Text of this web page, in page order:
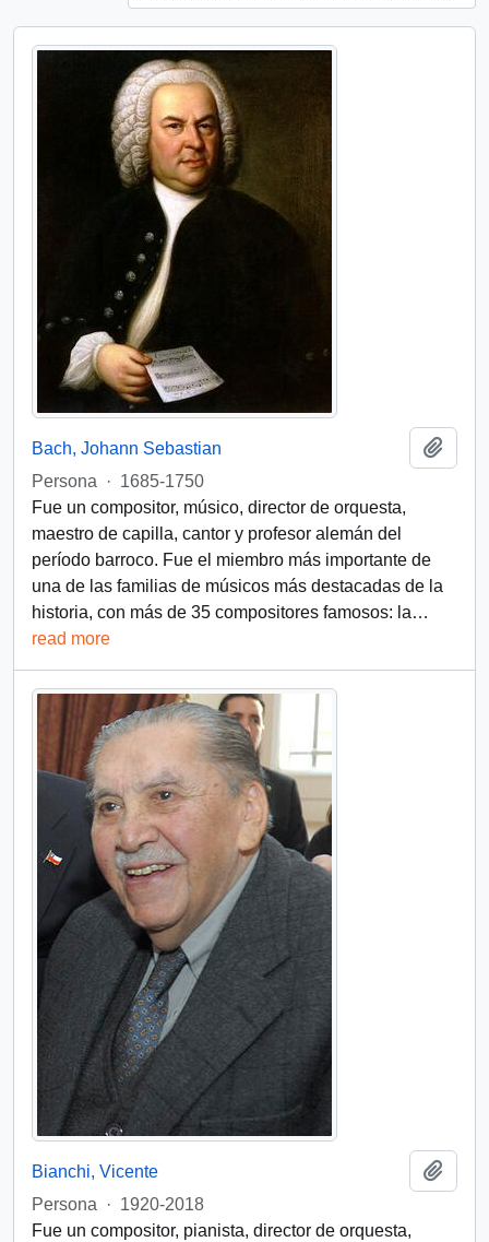
Bach, Johann Sebastian
Persona
· 1685-1750
Fue un compositor, músico, director de orquesta,
maestro de capilla, cantor y profesor alemán del
período barroco. Fue el miembro más importante de
una de las familias de músicos más destacadas de la
historia, con más de 35 compositores famosos: la…
read more
Bianchi, Vicente
Persona
· 1920-2018
Fue un compositor, pianista, director de orquesta,